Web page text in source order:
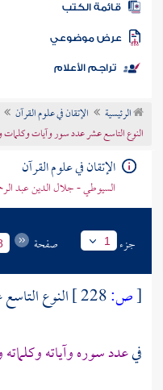
المكتبة
الكتب
موضوعي
تراجم الأعلام
الرئيسية
الإتقان في علوم القرآن
النوع التاسع عشر عدد سور وآيات
الإتقان في علوم القرآن
السيوطي - جلال الدين عبد
جزء 1 صفحة
[ص:
النوع
فيعدد سوره وآياته